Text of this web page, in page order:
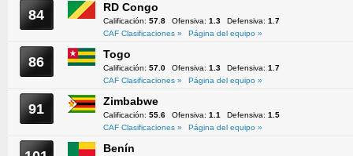
84 RD Congo
Calificación: 57.8 Ofensiva: 1.3 Defensiva: 1.7
CAF Clasificaciones »
Página del equipo »
86 Togo
Calificación: 57.0 Ofensiva: 1.3 Defensiva: 1.7
CAF Clasificaciones »
Página del equipo »
91 Zimbabwe
Calificación: 55.6 Ofensiva: 1.1 Defensiva: 1.5
CAF Clasificaciones »
Página del equipo »
Benín